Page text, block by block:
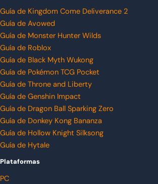
Guía de Kingdom Come Deliverance 2
Guía de Avowed
Guía de Monster Hunter Wilds
Guía de Roblox
Guía de Black Myth Wukong
Guía de Pokémon TCG Pocket
Guía de Throne and Liberty
Guía de Genshin Impact
Guía de Dragon Ball Sparking Zero
Guía de Donkey Kong Bananza
Guía de Hollow Knight Silksong
Guía de Hytale
Plataformas
PC